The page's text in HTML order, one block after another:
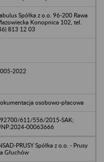
Spółka z o.o. 96-200 Rawa
Konopnica 102, tel.
813 12 03
2022
osobowo-płacowa
611/556/2015-SAK;
00063666
PRUSY Spółka z o.o. - Prusy
Głuchów